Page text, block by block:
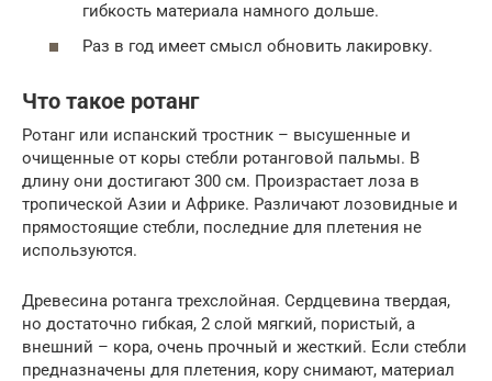
гибкость материала намного дольше.
Раз в год имеет смысл обновить лакировку.
Что такое ротанг
Ротанг или испанский тростник – высушенные и
очищенные от коры стебли ротанговой пальмы. В
длину они достигают 300 см. Произрастает лоза в
тропической Азии и Африке. Различают лозовидные и
прямостоящие стебли, последние для плетения не
используются.
Древесина ротанга трехслойная. Сердцевина твердая,
но достаточно гибкая, 2 слой мягкий, пористый, а
внешний – кора, очень прочный и жесткий. Если стебли
предназначены для плетения, кору снимают, материал